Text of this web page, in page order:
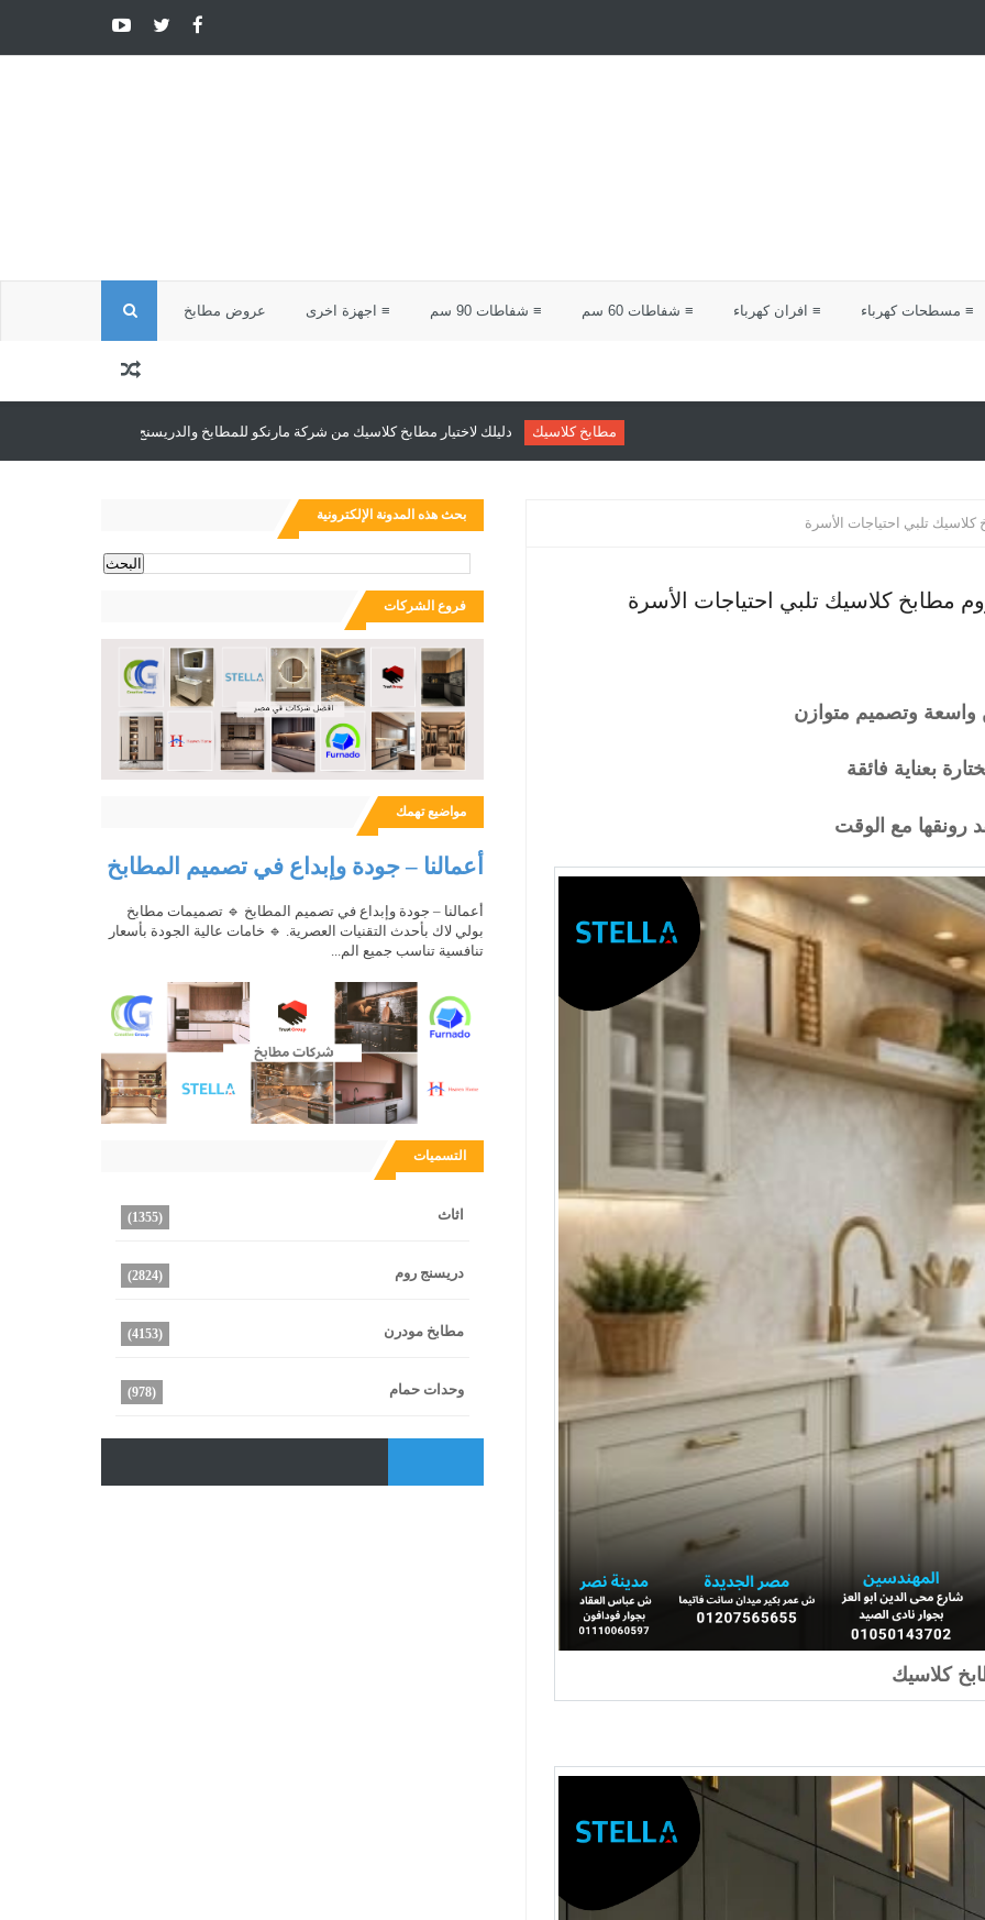
≡ مسطحات كهرباء ≡ افران كهرباء ≡ شفاطات 60 سم ≡ شفاطات 90 سم ≡ اجهزة اخرى عروض مطابخ ا
ل
ث
دليلك لاختيار مطابخ كلاسيك من شركة مارنكو للمطابخ والدريسنج روم مطابخ كلاسيك
تلبي احتياجات الأسرة
مطابخ كلاسيك تلبي احتياجات الأسرة
وتصميم متوازن
بعناية فائقة
رونقها مع الوقت
كلاسيك
بحث هذه المدونة الإلكترونية
فروع الشركات
مواضيع تهمك
أعمالنا – جودة وإبداع في تصميم المطابخ
أعمالنا – جودة وإبداع في تصميم المطابخ 🔹 تصميمات مطابخ
بولي لاك بأحدث التقنيات العصرية. 🔹 خامات عالية الجودة بأسعار
تنافسية تناسب جميع الم...
التسميات
اثاث (1355)
دريسنج روم (2824)
مطابخ مودرن (4153)
وحدات حمام (978)